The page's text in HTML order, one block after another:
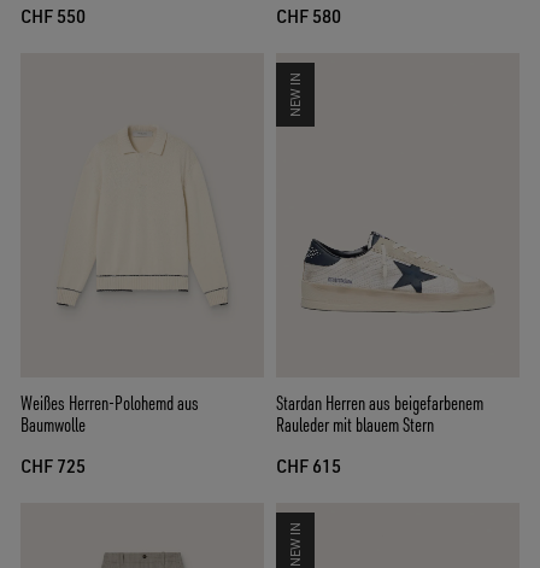
CHF 550 CHF 580
Weißes Herren-Polohemd aus
Baumwolle
CHF 725
NEW IN
Stardan Herren aus beigefarbenem
Rauleder mit blauem Stern
CHF 615
NEW IN